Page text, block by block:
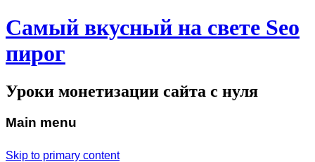
Самый вкусный на свете Seo
пирог
Уроки монетизации сайта с нуля
Main menu
Skip to primary content